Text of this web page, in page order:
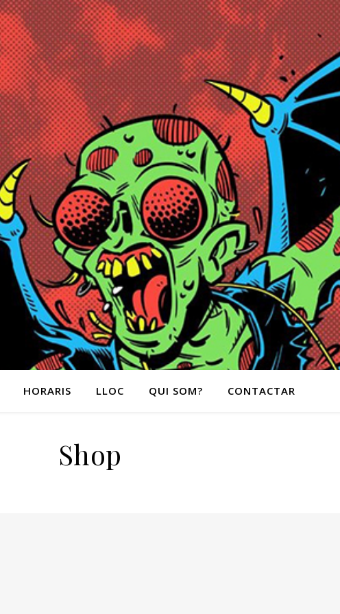
HORARIS LLOC QUI SOM? CONTACTAR
Shop